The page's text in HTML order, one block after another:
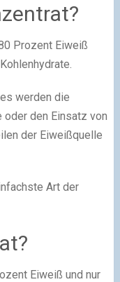
Prozent Eiweiß
werden die
oder den Einsatz von
der Eiweißquelle
Art der
Eiweiß und nur